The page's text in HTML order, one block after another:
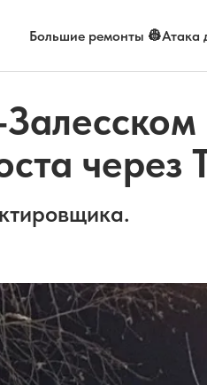
Большие ремонты 👷Атака
через